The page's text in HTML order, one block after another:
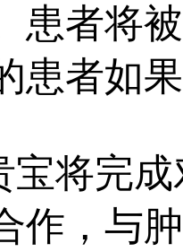
患者将
患者如
将完成
作，与